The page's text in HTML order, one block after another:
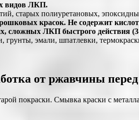
видов ЛКП.
старых полиуретановых,
красок. Не содержит
сложных ЛКП быстрого действия
эмали, шпатлевки,
от ржавчины
покраски. Смывка краски с